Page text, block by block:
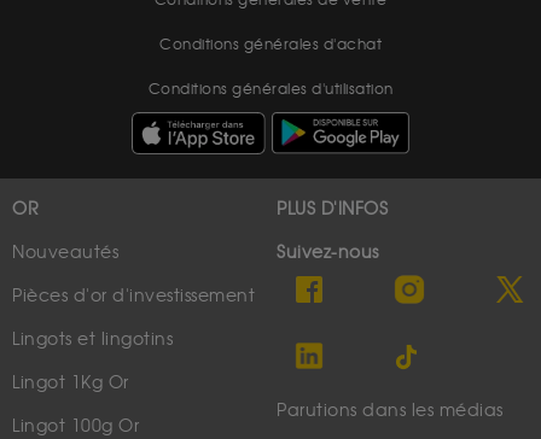
Conditions générales d'achat
Conditions générales d'utilisation
OR
Nouveautés
Pièces d'or d'investissement
Lingots et lingotins
Lingot 1Kg Or
Lingot 100g Or
PLUS D'INFOS
Suivez-nous
Parutions dans les médias